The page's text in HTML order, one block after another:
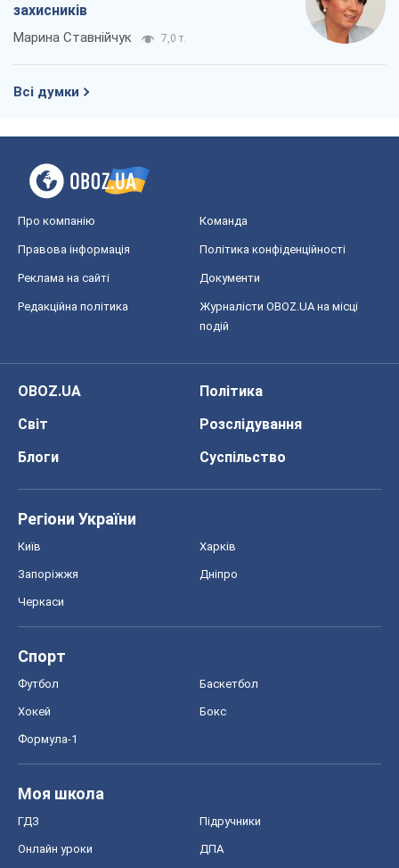
захисників
Марина Ставнійчук 7,0 т.
Всі думки
Про компанію Команда
Правова інформація Політика конфіденційності
Реклама на сайті Документи
Редакційна політика
Журналісти OBOZ.UA на місці
подій
OBOZ.UA
Політика
Світ
Розслідування
Блоги
Суспільство
Регіони України
Київ Харків
Запоріжжя Дніпро
Черкаси
Спорт
Футбол Баскетбол
Хокей Бокс
Формула-1
Моя школа
ГДЗ Підручники
Онлайн уроки ДПА